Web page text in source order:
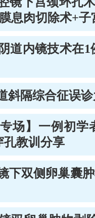
息肉切除术+
道内镜技术在
斜隔综合征误
场】一例初学
孔教训分享
下双侧卵巢囊